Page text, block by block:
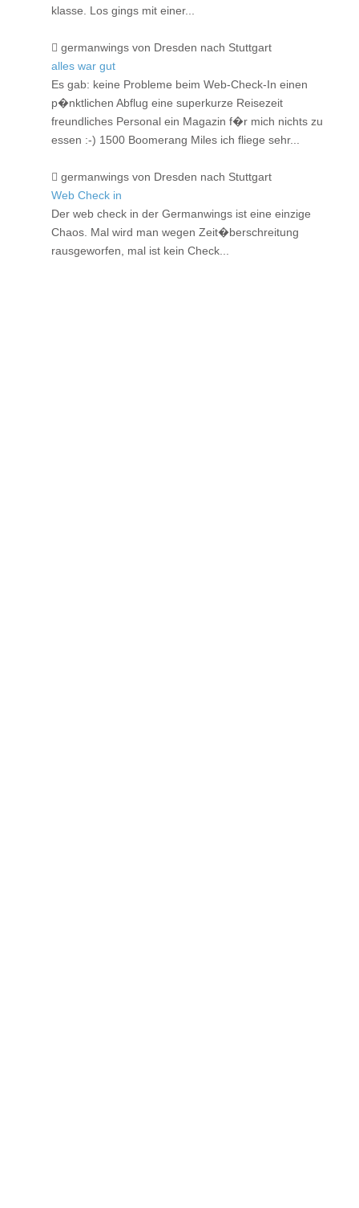
klasse. Los gings mit einer...
germanwings von Dresden nach Stuttgart
alles war gut
Es gab: keine Probleme beim Web-Check-In einen
p�nktlichen Abflug eine superkurze Reisezeit
freundliches Personal ein Magazin f�r mich nichts zu
essen :-) 1500 Boomerang Miles ich fliege sehr...
germanwings von Dresden nach Stuttgart
Web Check in
Der web check in der Germanwings ist eine einzige
Chaos. Mal wird man wegen Zeit�berschreitung
rausgeworfen, mal ist kein Check...